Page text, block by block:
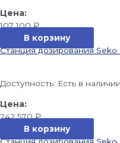
107 100₽
В корзину
Станция дозирования
Доступность: Есть в
242 570₽
В корзину
Станция дозирования